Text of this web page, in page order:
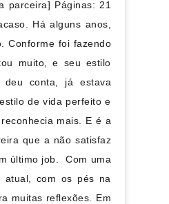
parceira]⁣ Páginas: 21
Há alguns anos,
Conforme foi fazendo
muito, e seu estilo
deu conta, já estava
de vida perfeito e
mais. E é a
que a não satisfaz
último job.⁣ ⁣ Com uma
atual, com os pés na
muitas reflexões. Em